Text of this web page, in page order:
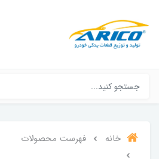
خانه فهرست محصولات